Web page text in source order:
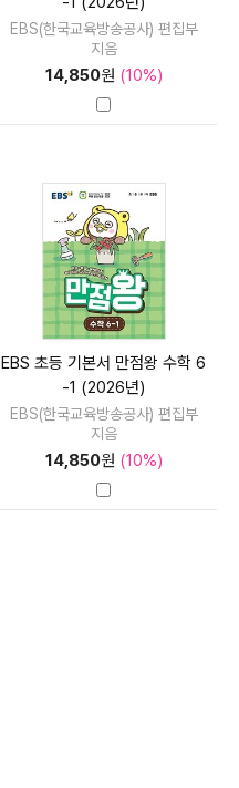
EBS(한국교육방송공사) 편집부
지음
14,850원 (10%)
EBS 초등 기본서 만점왕 수학 6
-1 (2026년)
EBS(한국교육방송공사) 편집부
지음
14,850원 (10%)